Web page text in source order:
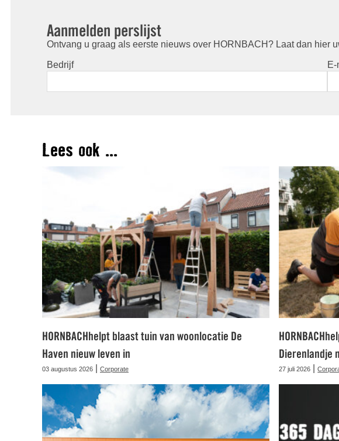
Aanmelden perslijst
Ontvang u graag als eerste nieuws over HORNBACH? Laat dan hier
Bedrijf
Lees ook ...
HORNBACHhelpt blaast tuin van woonlocatie De
Haven nieuw leven in
03 augustus 2026 Corporate
Dierenlandje
27 juli 2026 |